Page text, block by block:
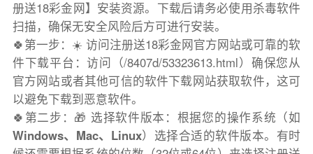
册送18彩金网】安装资源。下载后请务必使用杀毒软件
扫描，确保无安全风险后方可进行安装。
🍀第一步：☀️ 访问注册送18彩金网官方网站或可靠的软
件下载平台：访问（/8407d/53323613.html）确保您从
官方网站或者其他可信的软件下载网站获取软件，这可
以避免下载到恶意软件。
🍀第二步：🎁 选择软件版本：根据您的操作系统（如
Windows、Mac、Linux）选择合适的软件版本。有时